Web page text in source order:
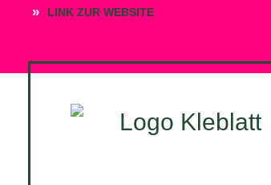
» LINK ZUR WEBSITE